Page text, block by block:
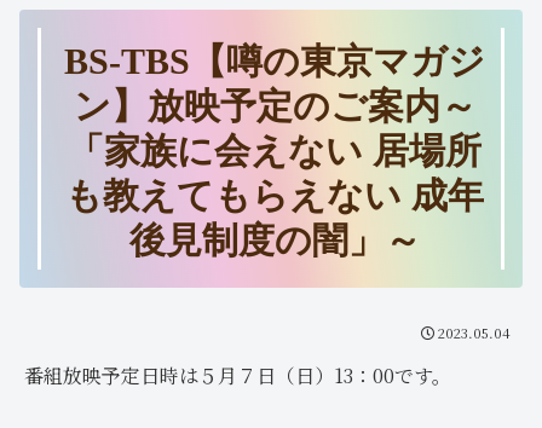
BS-TBS【噂の東京マガジ
ン】放映予定のご案内～
「家族に会えない 居場所
も教えてもらえない 成年
後見制度の闇」～
2023.05.04
番組放映予定日時は５月７日（日）13：00です。